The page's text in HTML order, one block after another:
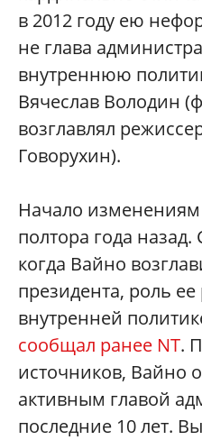
в 2012 году ею
не глава
внутреннюю
Вячеслав Володин
возглавлял
Говорухин).
Начало
полтора года назад.
когда Вайно
президента, роль ее
внутренней
сообщал ранее NT.
источников, Вайно
активным главой
последние 10 лет.